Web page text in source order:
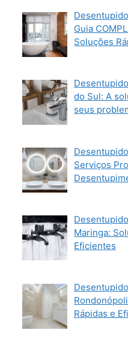
Guia
Soluções
do Sul: A
seus
Serviços
Maringa:
Eficientes
Rápidas e